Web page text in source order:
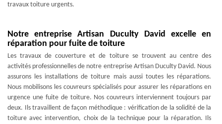
travaux toiture urgents.
Notre entreprise Artisan Duculty David excelle en
réparation pour fuite de toiture
Les travaux de couverture et de toiture se trouvent au centre des
activités professionnelles de notre entreprise Artisan Duculty David. Nous
assurons les installations de toiture mais aussi toutes les réparations.
Nous mobilisons les couvreurs spécialisés pour assurer les réparations en
urgence une fuite de toiture. Nos couvreurs interviennent toujours par
deux. Ils travaillent de façon méthodique : vérification de la solidité de la
toiture avec intervention, choix de la technique pour la réparation. Ils